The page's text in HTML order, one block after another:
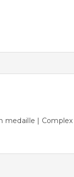
medaille |